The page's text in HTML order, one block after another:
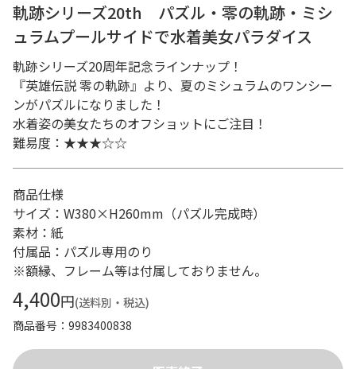
軌跡シリーズ20th パズル・零の軌跡・ミシ
ュラムプールサイドで水着美女パラダイス
軌跡シリーズ20周年記念ラインナップ！
『英雄伝説 零の軌跡』より、夏のミシュラムのワンシー
ンがパズルになりました！
水着姿の美女たちのオフショットにご注目！
難易度：★★★☆☆
商品仕様
サイズ：W380×H260mm（パズル完成時）
素材：紙
付属品：パズル専用のり
※額縁、フレーム等は付属しておりません。
4,400円(送料別・税込)
商品番号
9983400838